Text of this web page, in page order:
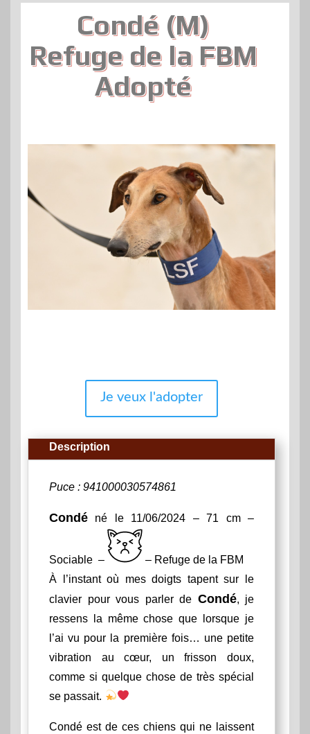
Condé (M)
Refuge de la FBM
Adopté
Je veux l'adopter
Description
Puce : 941000030574861
Condé né le 11/06/2024 – 71 cm –
Sociable –
– Refuge de la FBM
À l’instant où mes doigts tapent sur le
clavier pour vous parler de Condé, je
ressens la même chose que lorsque je
l’ai vu pour la première fois… une petite
vibration au cœur, un frisson doux,
comme si quelque chose de très spécial
se passait.
Condé est de ces chiens qui ne laissent